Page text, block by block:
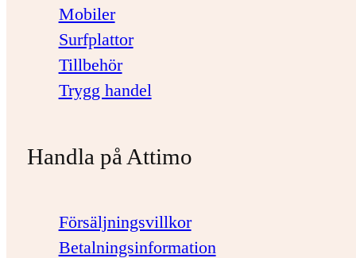
Mobiler
Surfplattor
Tillbehör
Trygg handel
Handla på Attimo
Försäljningsvillkor
Betalningsinformation